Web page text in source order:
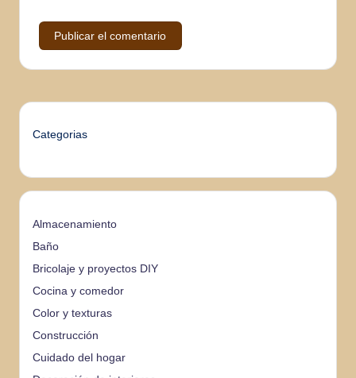
Categorias
Almacenamiento
Baño
Bricolaje y proyectos DIY
Cocina y comedor
Color y texturas
Construcción
Cuidado del hogar